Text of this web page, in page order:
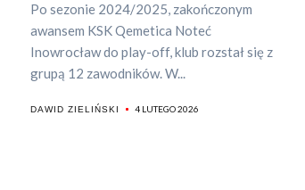
Po sezonie 2024/2025, zakończonym
awansem KSK Qemetica Noteć
Inowrocław do play-off, klub rozstał się z
grupą 12 zawodników. W...
DAWID ZIELIŃSKI 4 LUTEGO 2026